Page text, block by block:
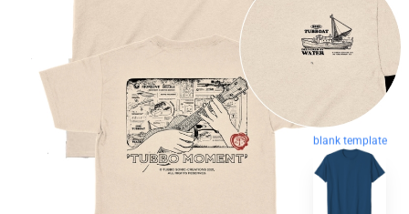
blank template